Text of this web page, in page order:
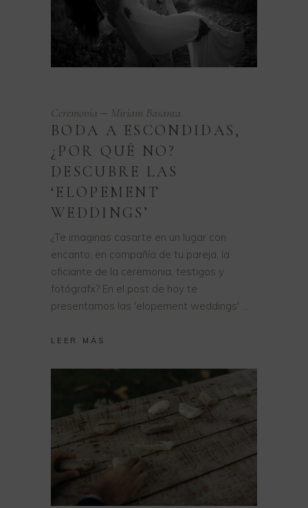
Ceremonia Miriam Basanta
BODA A ESCONDIDAS,
¿POR QUÉ NO?
DESCUBRE LAS
‘ELOPEMENT
WEDDINGS’
¿Te imaginas casarte en un lugar con
encanto, en compañía de tu pareja, la
oficiante de la ceremonia, testigos y
fotógrafx? En el post de hoy te
presentamos las 'elopement weddings'
LEER MÁS